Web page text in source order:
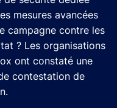
mesures avancées
campagne contre les
? Les organisations
ont constaté une
contestation de